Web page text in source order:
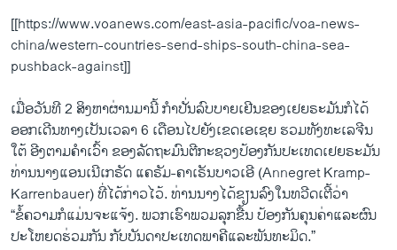
[[https://www.voanews.com/east-asia-pacific/voa-news-
china/western-countries-send-ships-south-china-sea-
pushback-against]]
ເມື່ອວັນທີ 2 ສິງຫາຜ່ານມານີ້ ກຳປັ່ນລົບບາຍເຢີນຂອງເຢຍຣະມັນກໍໄດ້
ອອກເດີນທາງເປັນເວລາ 6 ເດືອນໄປຍັງເຂດເອເຊຍ ຮວມທັງທະເລຈີນ
ໃຕ້ ອີງຕາມຄຳເວົ້າ ຂອງລັດຖະມົນຕີກະຊວງປ້ອງກັນປະເທດເຢຍຣະມັນ
ທ່ານນາງແອນເນີເກຣັດ ແຄຣັມ-ຄາເຣັນບາວເອີ (Annegret Kramp-
Karrenbauer) ທີ່ໄດ້ກ່າວໄວ້. ທ່ານນາງໄດ້ຂຽນລົງໃນທວີດເຕີ້ວ່າ
“ຂໍ້ຄວາມກໍແມ່ນຈະແຈ້ງ. ພວກເຮົາພວມລຸກຂື້ນ ປ້ອງກັນຄຸນຄ່າແລະຜົນ
ປະໂຫຍດຮ່ວມກັນ ກັບບັນດາປະເທດພາຄີແລະພັນທະມິດ.”